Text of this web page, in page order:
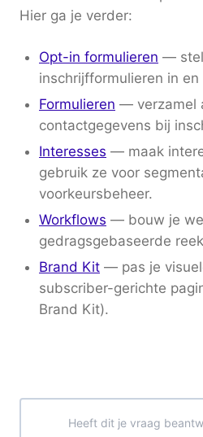
Hier ga je verder:
Opt-in formulieren —
inschrijfformulieren in en
Formulieren — verzamel
contactgegevens bij
Interesses — maak
gebruik ze voor
voorkeursbeheer.
Workflows — bouw je
gedragsgebaseerde
Brand Kit — pas je
subscriber-gerichte
Brand Kit).
Heeft dit je vraag